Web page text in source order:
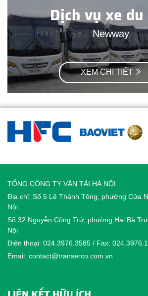
Dịch vụ xe
Newway
XEM CHI TIẾT
TỔNG CÔNG TY VẬN TẢI HÀ NỘI
Địa chỉ: Số 5 Lê Thánh Tông, phường Cửa
Nội
Số 32 Nguyễn Công Trứ, phường Hai Bà
Nội
Điện thoại: 024.3976.3585 / Fax:
Email: contact@transerco.com.vn